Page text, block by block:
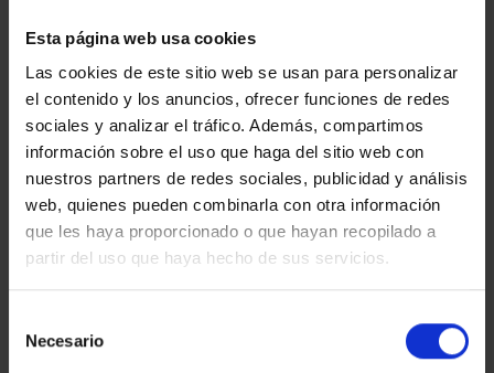
Esta página web usa cookies
Las cookies de este sitio web se usan para personalizar
el contenido y los anuncios, ofrecer funciones de redes
sociales y analizar el tráfico. Además, compartimos
información sobre el uso que haga del sitio web con
nuestros partners de redes sociales, publicidad y análisis
web, quienes pueden combinarla con otra información
que les haya proporcionado o que hayan recopilado a
partir del uso que haya hecho de sus servicios.
Necesario